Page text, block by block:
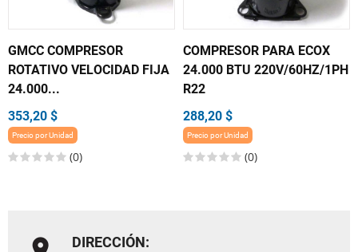
GMCC COMPRESOR
ROTATIVO VELOCIDAD FIJA
24.000...
353,20 $
Precio por Unidad
(0)
COMPRESOR PARA ECOX
24.000 BTU 220V/60HZ/1PH
R22
288,20 $
Precio por Unidad
(0)
DIRECCIÓN: